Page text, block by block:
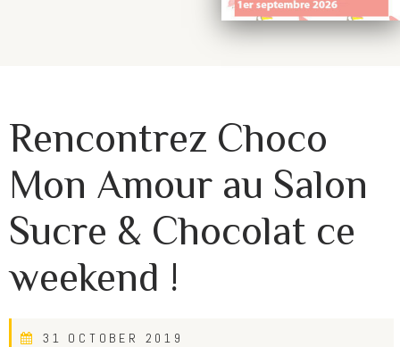
Rencontrez Choco
Mon Amour au Salon
Sucre & Chocolat ce
weekend !
31 OCTOBER 2019